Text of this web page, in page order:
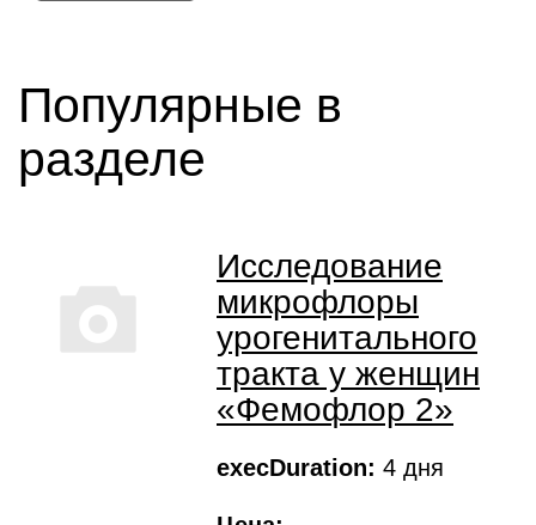
Популярные в
разделе
Исследование
микрофлоры
урогенитального
тракта у женщин
«Фемофлор 2»
execDuration: 4 дня